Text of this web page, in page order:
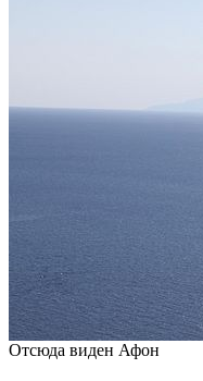
Отсюда виден Афон